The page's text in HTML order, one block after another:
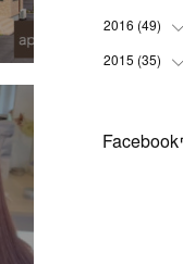
(5
(6
(3
(5)
(1
(6
(9 )
(3
(2
(4
(3
(6
(7
(12
)
(7
(12
)
(11
)
2016 (49)
(2
2015 (35)